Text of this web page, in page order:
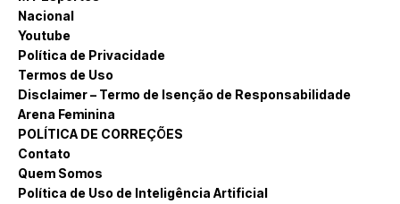
Nacional
Youtube
Política de Privacidade
Termos de Uso
Disclaimer – Termo de Isenção de Responsabilidade
Arena Feminina
POLÍTICA DE CORREÇÕES
Contato
Quem Somos
Política de Uso de Inteligência Artificial